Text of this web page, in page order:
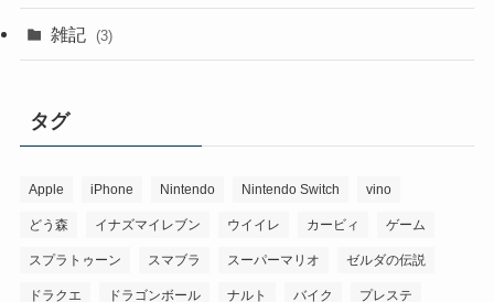
雑記 (3)
タグ
Apple iPhone Nintendo Nintendo Switch vino
どう森 イナズマイレブン ウイイレ カービィ ゲーム
スプラトゥーン スマブラ スーパーマリオ ゼルダの伝説
ドラクエ ドラゴンボール ナルト バイク プレステ